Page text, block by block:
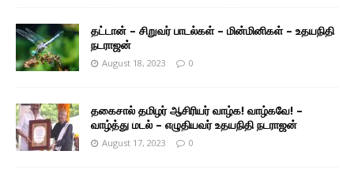
தட்டான் – சிறுவர் பாடல்கள் – மின்மினிகள் – உதயநிதி
நடராஜன்
August 18, 2023 0
தகைசால் தமிழர் ஆசிரியர் வாழ்க! வாழ்கவே! –
வாழ்த்து மடல் – எழுதியவர் உதயநிதி நடராஜன்
August 17, 2023 0